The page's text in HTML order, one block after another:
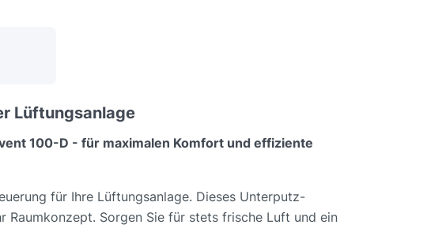
Lüftungsanlage
100-D - für maximalen Komfort und effiziente
für Ihre Lüftungsanlage. Dieses Unterputz-
Sorgen Sie für stets frische Luft und ein